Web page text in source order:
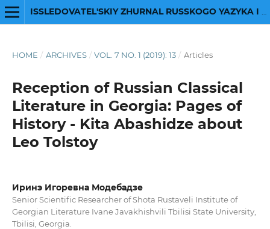
HOME / ARCHIVES / VOL. 7 NO. 1 (2019): 13 / Articles
Reception of Russian Classical
Literature in Georgia: Pages of
History - Kita Abashidze about
Leo Tolstoy
Иринэ Игоревна Модебадзе
Senior Scientific Researcher of Shota Rustaveli Institute of
Georgian Literature Ivane Javakhishvili Tbilisi State University,
Tbilisi, Georgia.